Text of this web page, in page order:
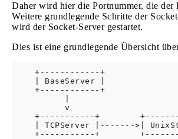
Daher wird hier die Portnummer, die der
Weitere grundlegende Schritte der
wird der Socket-Server gestartet.
Dies ist eine grundlegende Übersicht
    +------------+
    | BaseServer |
    +------------+
          v
+-----------+
| TCPServer |------->|
+-----------+